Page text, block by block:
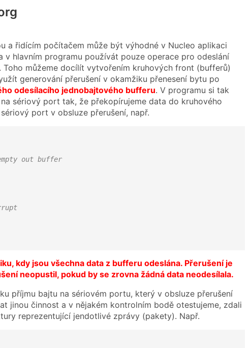
a řidícím počítačem může být výhodné v Nucleo aplikaci
hlavním programu používát pouze operace pro odeslání
můžeme docílít vytvořením kruhových front (bufferů)
generování přerušení v okamžiku přenesení bytu po
odesílacího jednobajtového bufferu. V programu si tak
sériový port tak, že překopírujeme data do kruhového
port v obsluze přerušení, např.
out buffer
kdy jsou všechna data z bufferu odeslána. Přerušení je
neopustil, pokud by se zrovna žádná data neodesílala.
příjmu bajtu na sériovém portu, který v obsluze přerušení
jinou činnost a v nějakém kontrolním bodě otestujeme, zdali
reprezentující jendotlivé zprávy (pakety). Např.